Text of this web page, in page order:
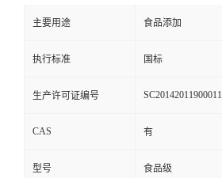
主要用途 食品添加
执行标准 国标
生产许可证编号 SC20142011900011
CAS 有
型号 食品级